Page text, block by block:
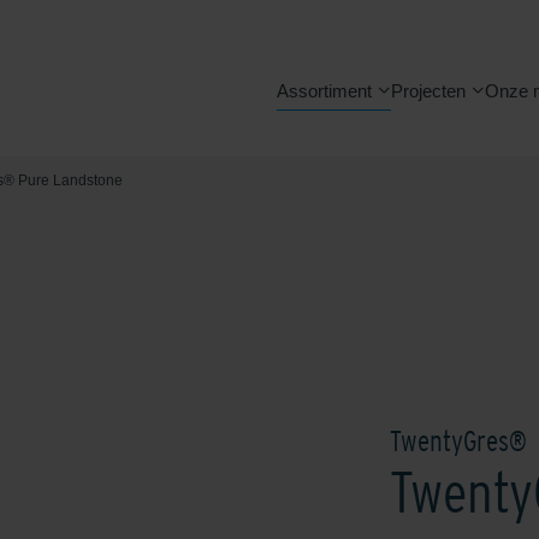
Assortiment Projecten Onze
Pure Landstone
TwentyGres®